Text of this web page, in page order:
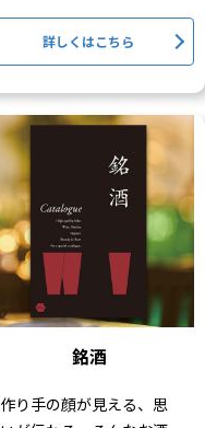
詳しくはこちら
銘酒
作り手の顔が見える、思